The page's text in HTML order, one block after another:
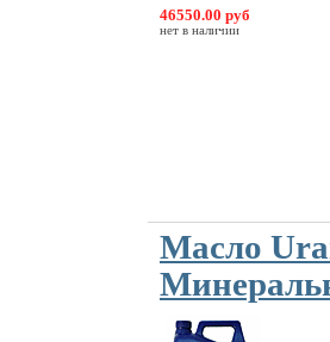
46550.00 руб
нет в наличии
Масло